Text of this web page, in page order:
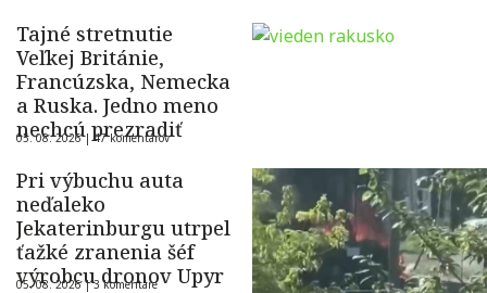
Tajné stretnutie
Veľkej Británie,
Francúzska, Nemecka
a Ruska. Jedno meno
nechcú prezradiť
05. 08. 2026 |47 komentárov
Pri výbuchu auta
neďaleko
Jekaterinburgu utrpel
ťažké zranenia šéf
výrobcu dronov Upyr
05. 08. 2026 |3 komentáre